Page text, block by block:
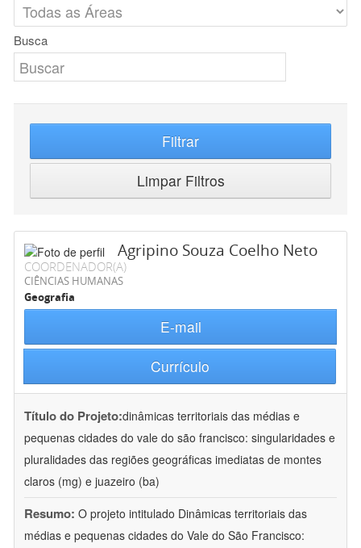
Busca
Filtrar
Limpar Filtros
Agripino Souza Coelho Neto
COORDENADOR(A)
CIÊNCIAS HUMANAS
Geografia
E-mail
Currículo
Título do Projeto:dinâmicas territoriais das médias e
pequenas cidades do vale do são francisco: singularidades e
pluralidades das regiões geográficas imediatas de montes
claros (mg) e juazeiro (ba)
Resumo: O projeto intitulado Dinâmicas territoriais das
médias e pequenas cidades do Vale do São Francisco: